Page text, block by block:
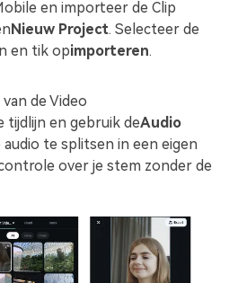
en importeer de Clip
Nieuw Project. Selecteer de
en tik opimporteren.
de Video
tijdlijn en gebruik deAudio
te splitsen in een eigen
over je stem zonder de